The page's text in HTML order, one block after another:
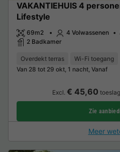
VAKANTIEHUIS 4
Lifestyle
69m2 4 Volwassenen
2 Badkamer
Overdekt terras Wi-Fi toegang
Van 28 tot 29 okt, 1 nacht, Vanaf
Excl. € 45,60
Zie
Meer